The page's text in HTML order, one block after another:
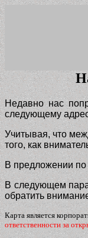
Недавно нас
следующему
Учитывая, что
того, как
В предложении
В следующем
обратить
Карта является
ответственности за